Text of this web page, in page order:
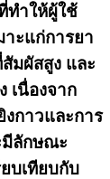
ทำให้ผู้ใช้
ะแก่การยา
มผัสสูง และ
เนื่องจาก
งกาวและการ
มีลักษณะ
บเทียบกับ